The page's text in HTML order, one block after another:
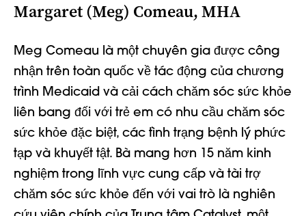
Margaret (Meg) Comeau, MHA
Meg Comeau là một chuyên gia được công
nhận trên toàn quốc về tác động của chương
trình Medicaid và cải cách chăm sóc sức khỏe
liên bang đối với trẻ em có nhu cầu chăm sóc
sức khỏe đặc biệt, các tình trạng bệnh lý phức
tạp và khuyết tật. Bà mang hơn 15 năm kinh
nghiệm trong lĩnh vực cung cấp và tài trợ
chăm sóc sức khỏe đến với vai trò là nghiên